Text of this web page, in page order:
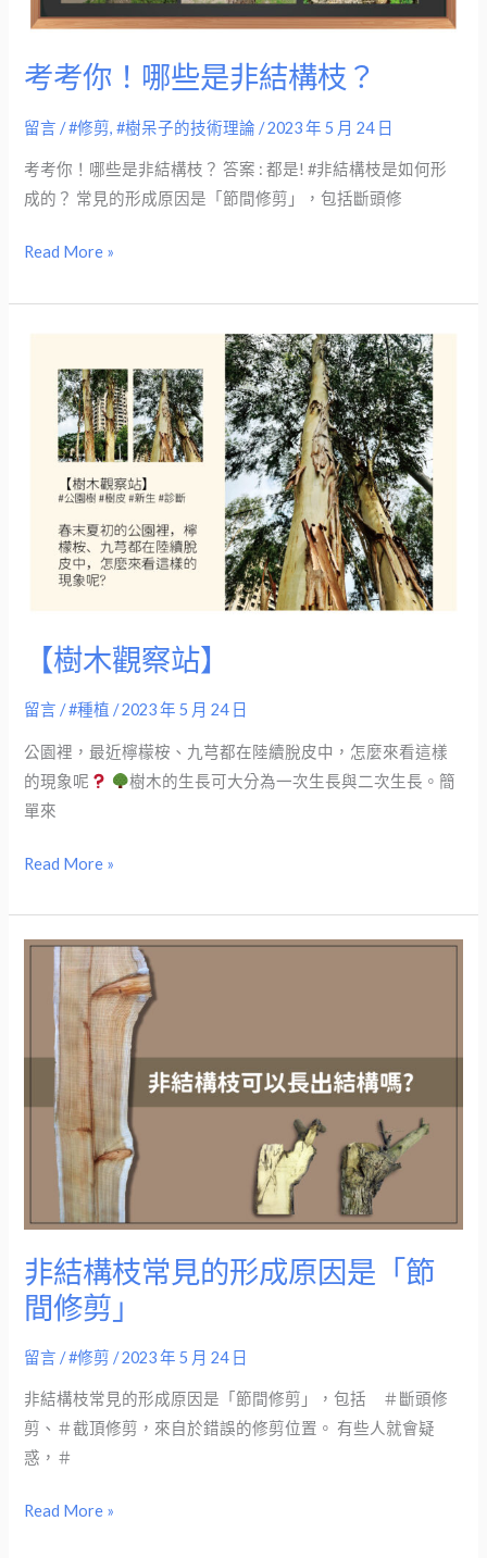
考考你！哪些是非結構枝？
留言 /#修剪,#樹呆子的技術理論 /2023 年 5 月 24 日
考考你！哪些是非結構枝？ 答案 : 都是! #非結構枝是如何形
成的？ 常見的形成原因是「節間修剪」，包括斷頭修
枝？
Read More »
【樹木觀察站】
留言 /#種植 /2023 年 5 月 24 日
公園裡，最近檸檬桉、九芎都在陸續脫皮中，怎麼來看這樣
的現象呢
樹木的生長可大分為一次生長與二次生長。簡
單來
Read More »
非結構枝常見的形成原因是「節
間修剪」
留言 /#修剪 /2023 年 5 月 24 日
非結構枝常見的形成原因是「節間修剪」，包括 ＃斷頭修
剪、＃截頂修剪，來自於錯誤的修剪位置。 有些人就會疑
惑，＃
非
是
「節
修
剪」
Read More »